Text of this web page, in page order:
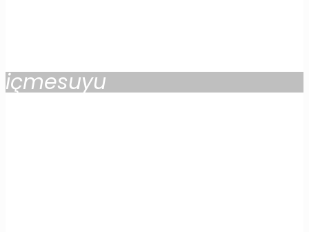
içmesuyu